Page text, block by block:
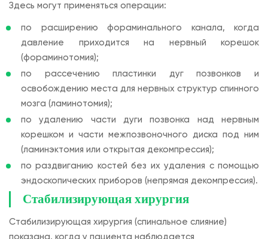
Здесь могут применяться операции:
по расширению фораминального канала, когда
давление приходится на нервный корешок
(фораминотомия);
по рассечению пластинки дуг позвонков и
освобождению места для нервных структур спинного
мозга (ламинотомия);
по удалению части дуги позвонка над нервным
корешком и части межпозвоночного диска под ним
(ламинэктомия или открытая декомпрессия);
по раздвиганию костей без их удаления с помощью
эндоскопических приборов (непрямая декомпрессия).
Стабилизирующая хирургия
Стабилизирующая хирургия (спинальное слияние)
показана, когда у пациента наблюдается